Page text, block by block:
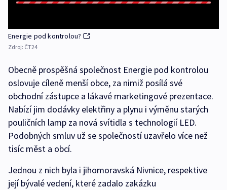
Energie pod kontrolou?
Zdroj: ČT24
Obecně prospěšná společnost Energie pod kontrolou
oslovuje cíleně menší obce, za nimiž posílá své
obchodní zástupce a lákavé marketingové prezentace.
Nabízí jim dodávky elektřiny a plynu i výměnu starých
pouličních lamp za nová svítidla s technologií LED.
Podobných smluv už se společností uzavřelo více než
tisíc měst a obcí.
Jednou z nich byla i jihomoravská Nivnice, respektive
její bývalé vedení, které zadalo zakázku